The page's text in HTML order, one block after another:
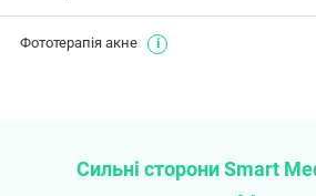
Фототерапія акне
Сильні сторони Smart